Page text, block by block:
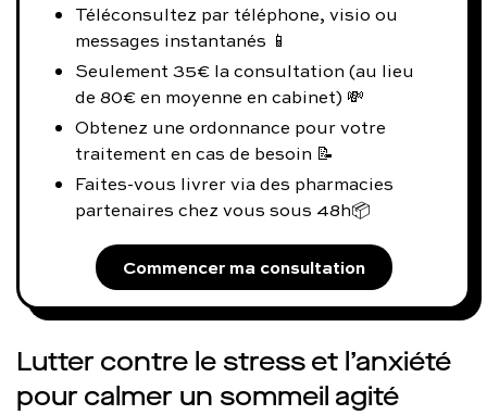
Téléconsultez par téléphone, visio ou
messages instantanés 📱
Seulement 35€ la consultation (au lieu
de 80€ en moyenne en cabinet) 💸
Obtenez une ordonnance pour votre
traitement en cas de besoin 📝
Faites-vous livrer via des pharmacies
partenaires chez vous sous 48h📦
Commencer ma consultation
Lutter contre le stress et l’anxiété
pour calmer un sommeil agité